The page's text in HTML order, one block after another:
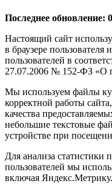
Последнее обновление:
Настоящий сайт
в браузере
пользователей в
27.07.2006 № 152-ФЗ «О
Мы используем файлы
корректной работы
качества
небольшие текстовые
устройстве при
Для анализа статистики
пользователей мы
включая Яндекс.Метрику.